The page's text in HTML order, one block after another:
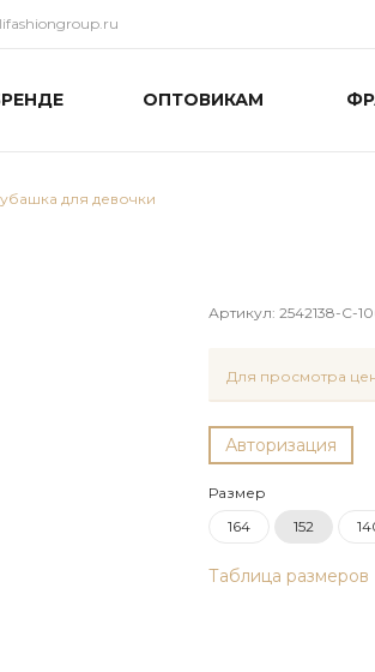
ОПТОВИКАМ
для девочки
Артикул: 2542138-C-
Для просмотра цен
Авторизация
Размер
164
152
Таблица размеров